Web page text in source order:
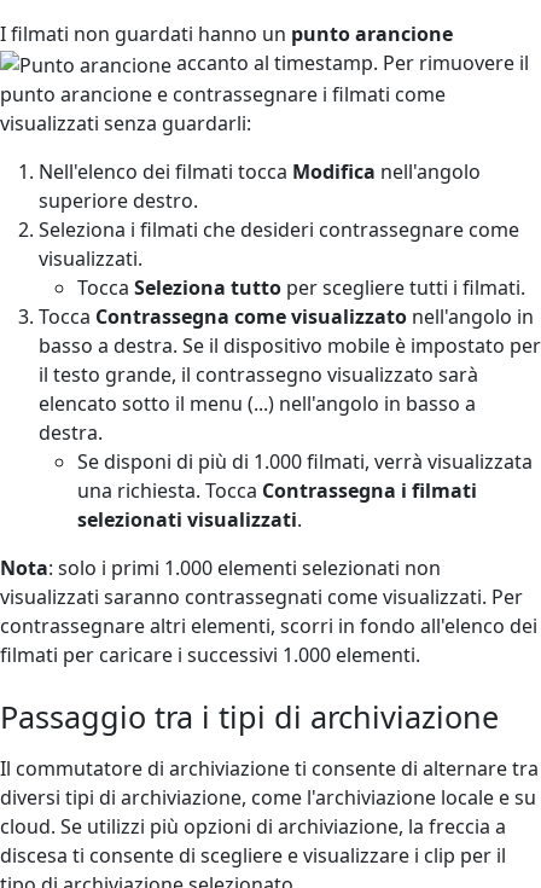
I filmati non guardati hanno un punto arancione
accanto al timestamp. Per rimuovere il
punto arancione e contrassegnare i filmati come
visualizzati senza guardarli:
Nell'elenco dei filmati tocca Modifica nell'angolo
superiore destro.
Seleziona i filmati che desideri contrassegnare come
visualizzati.
Tocca Seleziona tutto per scegliere tutti i filmati.
Tocca Contrassegna come visualizzato nell'angolo in
basso a destra. Se il dispositivo mobile è impostato per
il testo grande, il contrassegno visualizzato sarà
elencato sotto il menu (...) nell'angolo in basso a
destra.
Se disponi di più di 1.000 filmati, verrà visualizzata
una richiesta. Tocca Contrassegna i filmati
selezionati visualizzati.
Nota: solo i primi 1.000 elementi selezionati non
visualizzati saranno contrassegnati come visualizzati. Per
contrassegnare altri elementi, scorri in fondo all'elenco dei
filmati per caricare i successivi 1.000 elementi.
Passaggio tra i tipi di archiviazione
Il commutatore di archiviazione ti consente di alternare tra
diversi tipi di archiviazione, come l'archiviazione locale e su
cloud. Se utilizzi più opzioni di archiviazione, la freccia a
discesa ti consente di scegliere e visualizzare i clip per il